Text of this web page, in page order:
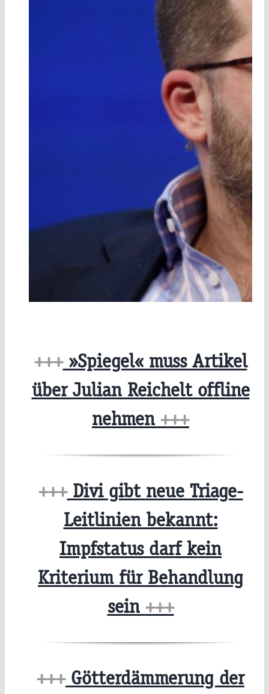
+++»Spiegel« muss Artikel
über Julian Reichelt offline
nehmen +++
+++Divi gibt neue Triage-
Leitlinien bekannt:
Impfstatus darf kein
Kriterium für Behandlung
sein +++
+++Götterdämmerung der